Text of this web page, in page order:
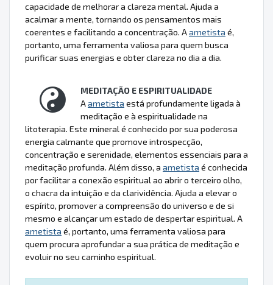
capacidade de melhorar a clareza mental. Ajuda a
acalmar a mente, tornando os pensamentos mais
coerentes e facilitando a concentração. Aametista é,
portanto, uma ferramenta valiosa para quem busca
purificar suas energias e obter clareza no dia a dia.
MEDITAÇÃO E ESPIRITUALIDADE
Aametista está profundamente ligada à
meditação e à espiritualidade na
litoterapia. Este mineral é conhecido por sua poderosa
energia calmante que promove introspecção,
concentração e serenidade, elementos essenciais para a
meditação profunda. Além disso, a ametista é conhecida
por facilitar a conexão espiritual ao abrir o terceiro olho,
o chacra da intuição e da clarividência. Ajuda a elevar o
espírito, promover a compreensão do universo e de si
mesmo e alcançar um estado de despertar espiritual. A
ametista é, portanto, uma ferramenta valiosa para
quem procura aprofundar a sua prática de meditação e
evoluir no seu caminho espiritual.